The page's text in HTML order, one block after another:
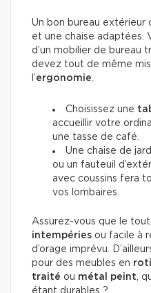
Un bon bureau extérieur
et une chaise adaptées.
d’un mobilier de bureau
devez tout de même
l’ergonomie
Choisissez une
accueillir votre
une tasse de café.
Une chaise de
ou un fauteuil
avec coussins fera
vos lombaires.
Assurez-vous que le
intempéries ou facile à
d’orage imprévu.
pour des meubles en
traité ou métal peint ,
étant durables ?